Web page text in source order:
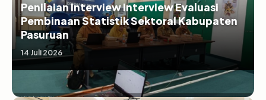
Penilaian Interview Interview Evaluasi
Pembinaan Statistik Sektoral Kabupaten
Pasuruan
14 Juli 2026